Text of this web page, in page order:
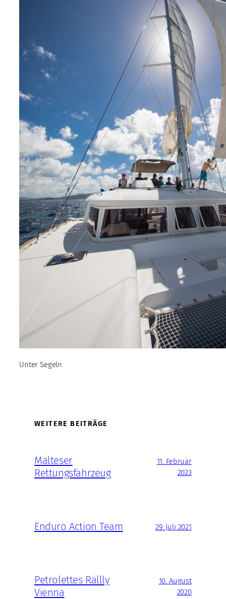
Unter Segeln
WEITERE BEITRÄGE
Malteser
Rettungsfahrzeug
11. Februar
2023
Enduro Action Team 29. Juli 2021
Petrolettes Rällly
Vienna
10. August
2020